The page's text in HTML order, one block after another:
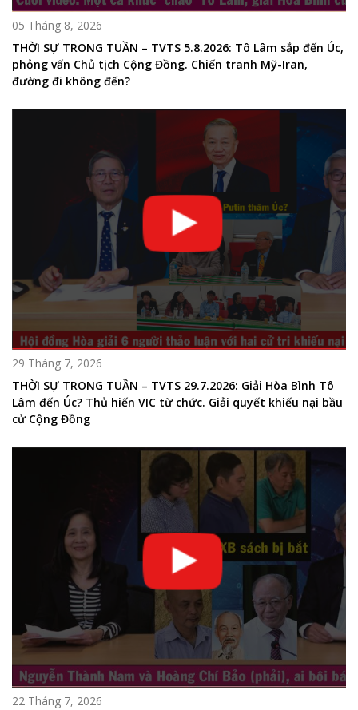
05 Tháng 8, 2026
THỜI SỰ TRONG TUẦN – TVTS 5.8.2026: Tô Lâm sắp đến Úc,
phỏng vấn Chủ tịch Cộng Đồng. Chiến tranh Mỹ-Iran,
đường đi không đến?
29 Tháng 7, 2026
THỜI SỰ TRONG TUẦN – TVTS 29.7.2026: Giải Hòa Bình Tô
Lâm đến Úc? Thủ hiến VIC từ chức. Giải quyết khiếu nại bầu
cử Cộng Đồng
22 Tháng 7, 2026